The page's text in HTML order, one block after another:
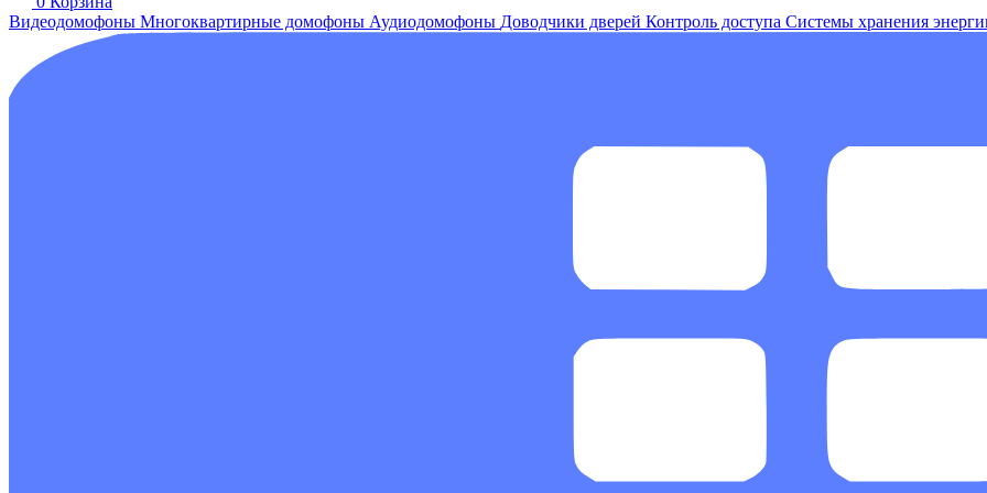
Видеодомофоны Многоквартирные домофоны Аудиодомофоны Доводчики дверей Контроль доступа Системы хранения